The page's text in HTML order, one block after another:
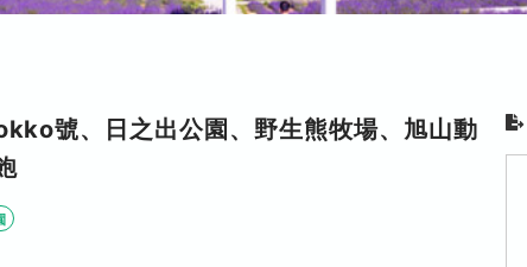
號、日之出公園、野生熊牧場、旭山動